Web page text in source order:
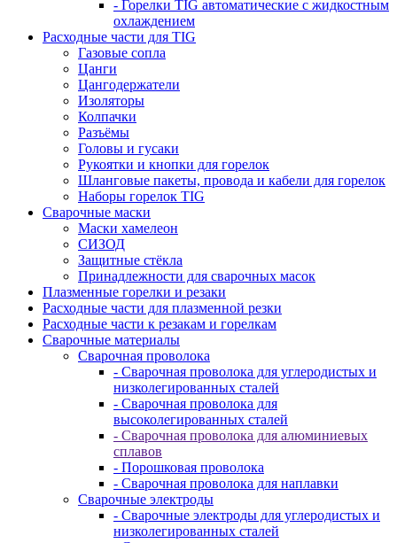
- Горелки TIG автоматические с жидкостным
охлаждением
Расходные части для TIG
Газовые сопла
Цанги
Цангодержатели
Изоляторы
Колпачки
Разъёмы
Головы и гусаки
Рукоятки и кнопки для горелок
Шланговые пакеты, провода и кабели для горелок
Наборы горелок TIG
Сварочные маски
Маски хамелеон
СИЗОД
Защитные стёкла
Принадлежности для сварочных масок
Плазменные горелки и резаки
Расходные части для плазменной резки
Расходные части к резакам и горелкам
Сварочные материалы
Сварочная проволока
- Сварочная проволока для углеродистых и
низколегированных сталей
- Сварочная проволока для
высоколегированных сталей
- Сварочная проволока для алюминиевых
сплавов
- Порошковая проволока
- Сварочная проволока для наплавки
Сварочные электроды
- Сварочные электроды для углеродистых и
низколегированных сталей